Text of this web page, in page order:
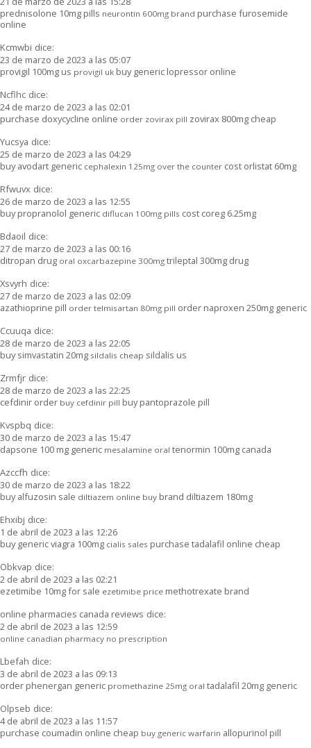
prednisolone 10mg pills neurontin 600mg brand purchase furosemide
online
Kcmwbi dice:
23 de marzo de 2023 a las 05:07
provigil 100mg us provigil uk buy generic lopressor online
Ncflhc dice:
24 de marzo de 2023 a las 02:01
purchase doxycycline online order zovirax pill zovirax 800mg cheap
Yucsya dice:
25 de marzo de 2023 a las 04:29
buy avodart generic cephalexin 125mg over the counter cost orlistat 60mg
Rfwuvx dice:
26 de marzo de 2023 a las 12:55
buy propranolol generic diflucan 100mg pills cost coreg 6.25mg
Bdaoil dice:
27 de marzo de 2023 a las 00:16
ditropan drug oral oxcarbazepine 300mg trileptal 300mg drug
Xsvyrh dice:
27 de marzo de 2023 a las 02:09
azathioprine pill order telmisartan 80mg pill order naproxen 250mg generic
Ccuuqa dice:
28 de marzo de 2023 a las 22:05
buy simvastatin 20mg sildalis cheap sildalis us
Zrmfjr dice:
28 de marzo de 2023 a las 22:25
cefdinir order buy cefdinir pill buy pantoprazole pill
Kvspbq dice:
30 de marzo de 2023 a las 15:47
dapsone 100 mg generic mesalamine oral tenormin 100mg canada
Azccfh dice:
30 de marzo de 2023 a las 18:22
buy alfuzosin sale diltiazem online buy brand diltiazem 180mg
Ehxibj dice:
1 de abril de 2023 a las 12:26
buy generic viagra 100mg cialis sales purchase tadalafil online cheap
Obkvap dice:
2 de abril de 2023 a las 02:21
ezetimibe 10mg for sale ezetimibe price methotrexate brand
online pharmacies canada reviews dice:
2 de abril de 2023 a las 12:59
online canadian pharmacy no prescription
Lbefah dice:
3 de abril de 2023 a las 09:13
order phenergan generic promethazine 25mg oral tadalafil 20mg generic
Olpseb dice:
4 de abril de 2023 a las 11:57
purchase coumadin online cheap buy generic warfarin allopurinol pill